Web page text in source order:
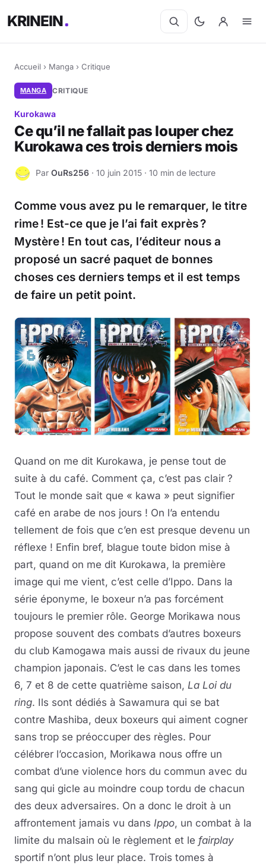
KRINEIN
Accueil › Manga › Critique
MANGA CRITIQUE
Kurokawa
Ce qu’il ne fallait pas louper chez
Kurokawa ces trois derniers mois
O Par OuRs256 · 10 juin 2015 · 10 min de lecture
Comme vous avez pu le remarquer, le titre
rime ! Est-ce que je l’ai fait exprès ?
Mystère ! En tout cas, l’éditeur nous a
proposé un sacré paquet de bonnes
choses ces derniers temps et il est temps
de faire un petit point.
Quand on me dit Kurokawa, je pense tout de
suite à du café. Comment ça, c’est pas clair ?
Tout le monde sait que « kawa » peut signifier
café en arabe de nos jours ! On l’a entendu
tellement de fois que c’en est presque devenu un
réflexe ! Enfin bref, blague toute bidon mise à
part, quand on me dit Kurokawa, la première
image qui me vient, c’est celle d’Ippo. Dans la
série éponyme, le boxeur n’a pas forcément
toujours le premier rôle. George Morikawa nous
propose souvent des combats d’autres boxeurs
du club Kamogawa mais aussi de rivaux du jeune
champion japonais. C’est le cas dans les tomes
6, 7 et 8 de cette quatrième saison, La Loi du
ring. Ils sont dédiés à Sawamura qui se bat
contre Mashiba, deux boxeurs qui aiment cogner
sans trop se préoccuper des règles. Pour
célébrer l’occasion, Morikawa nous offre un
combat d’une violence hors du commun avec du
sang qui gicle au moindre coup tordu de chacun
des deux adversaires. On a donc le droit à un
affrontement jamais vu dans Ippo, un combat à la
limite du malsain où le règlement et le fairplay
sportif n’ont plus leur place. Trois tomes à